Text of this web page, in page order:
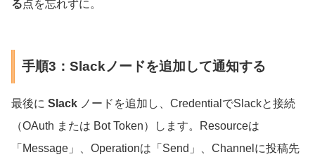
る点を忘れずに。
手順3：Slackノードを追加して通知する
最後に Slack ノードを追加し、CredentialでSlackと接続
（OAuth または Bot Token）します。Resourceは
「Message」、Operationは「Send」、Channelに投稿先